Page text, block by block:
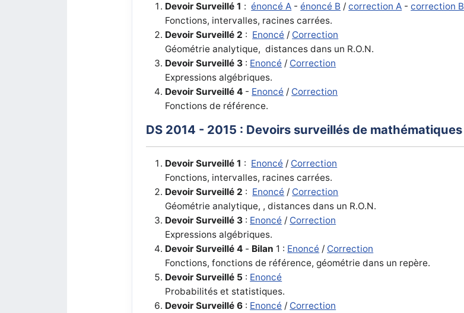
Devoir Surveillé 1 :énoncé A -énoncé B /correction A -correction B
Fonctions, intervalles, racines carrées.
Devoir Surveillé 2 : Enoncé / Correction
Géométrie analytique, distances dans un R.O.N.
Devoir Surveillé 3 : Enoncé / Correction
Expressions algébriques.
Devoir Surveillé 4 - Enoncé / Correction
Fonctions de référence.
DS 2014 - 2015 : Devoirs surveillés de mathématiques
Devoir Surveillé 1 : Enoncé / Correction
Fonctions, intervalles, racines carrées.
Devoir Surveillé 2 : Enoncé / Correction
Géométrie analytique, , distances dans un R.O.N.
Devoir Surveillé 3 : Enoncé / Correction
Expressions algébriques.
Devoir Surveillé 4 - Bilan 1 : Enoncé / Correction
Fonctions, fonctions de référence, géométrie dans un repère.
Devoir Surveillé 5 : Enoncé
Probabilités et statistiques.
Devoir Surveillé 6 : Enoncé / Correction